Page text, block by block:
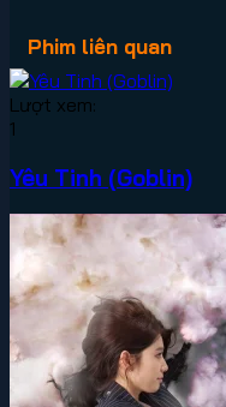
Phim liên quan
Lượt xem:
1
Yêu Tinh (Goblin)